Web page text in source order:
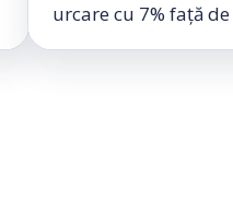
urcare cu 7% față